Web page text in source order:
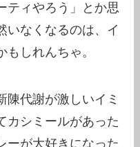
ティやろう」とか思
いなくなるのは、イ
もしれんちゃ。
陳代謝が激しいイミ
カシミールがあった
ーが大好きになった